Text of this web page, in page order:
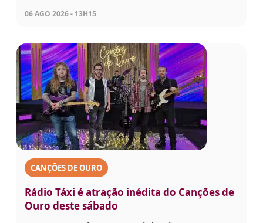
06 AGO 2026 - 13H15
CANÇÕES DE OURO
Rádio Táxi é atração inédita do Canções de
Ouro deste sábado